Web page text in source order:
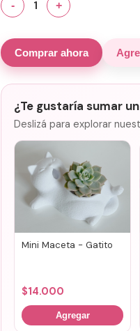
- 1 +
Comprar ahora
¿Te gustaría sumar
Deslizá para explorar
Mini Maceta - Gatito
$14.000
Agregar